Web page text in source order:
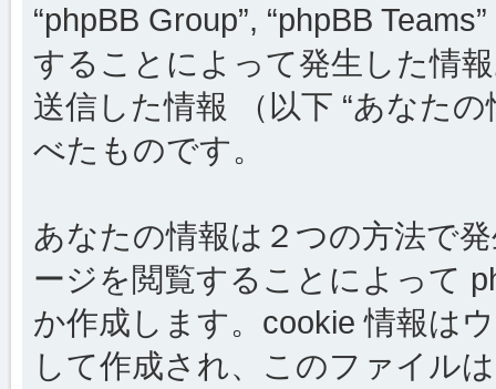
“phpBB Group”, “phpBB
することによって発生した情
送信した情報 （以下 “あなた
べたものです。
あなたの情報は２つの方法で
ージを閲覧することによって
か作成します。cookie 情報は
して作成され、このファイル